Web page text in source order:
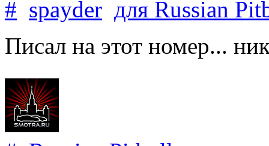
# spayder для Russian
Писал на этот номер...